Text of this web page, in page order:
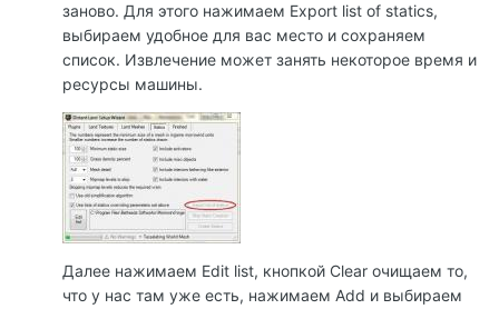
заново. Для этого нажимаем Export list of statics,
выбираем удобное для вас место и сохраняем
список. Извлечение может занять некоторое время и
ресурсы машины.
Далее нажимаем Edit list, кнопкой Clear очищаем то,
что у нас там уже есть, нажимаем Add и выбираем